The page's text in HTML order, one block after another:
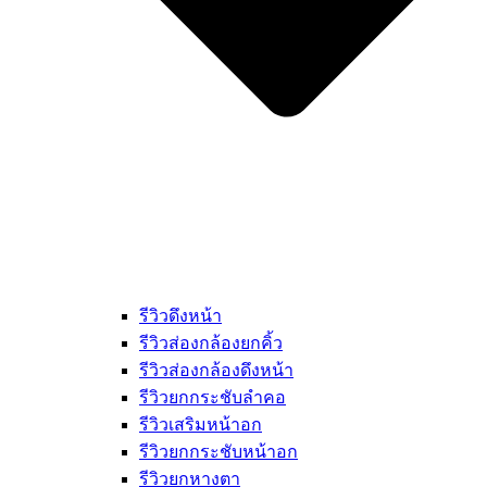
รีวิวดึงหน้า
รีวิวส่องกล้องยกคิ้ว
รีวิวส่องกล้องดึงหน้า
รีวิวยกกระชับลำคอ
รีวิวเสริมหน้าอก
รีวิวยกกระชับหน้าอก
รีวิวยกหางตา